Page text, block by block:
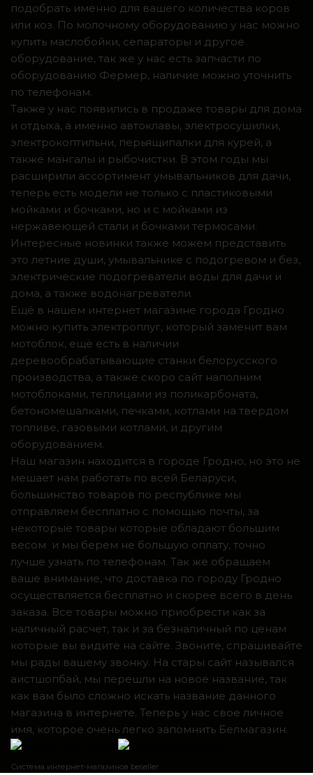
подобрать именно для вашего количества коров
или коз. По молочному оборудованию у нас можно
купить маслобойки, сепараторы и другое
оборудование, так же у нас есть запчасти по
оборудованию Фермер, наличие можно уточнить
по телефонам.
Также у нас появились в продаже товары для дома
и отдыха, а именно автоклавы, электросушилки,
электрокоптильни, перьящипалки для курей, а
также мангалы и рыбочистки. В этом годы мы
расширили ассортимент умывальников для дачи,
теперь есть модели не только с пластиковыми
мойками и бочками, но и с мойками из
нержавеющей стали и бочками термосами.
Интересные новинки также можем представить
это летние души, умывальнике с подогревом и без,
электрические подогреватели воды для дачи и
дома, а также водонагреватели.
Ещё в нашем интернет магазине города Гродно
можно купить электроплуг, который заменит вам
мотоблок, ещё есть в наличии
деревообрабатывающие станки белорусского
производства, а также скоро сайт наполним
мотоблоками, теплицами из поликарбоната,
бетономешалками, печками, котлами на твердом
топливе, газовыми котлами, и другим
оборудованием.
Наш магазин находится в городе Гродно, но это не
мешает нам работать по всей Беларуси,
большинство товаров по республике мы
отправляем бесплатно с помощью почты, за
некоторые товары которые обладают большим
весом и мы берем не большую оплату, точно
лучше узнать по телефонам. Так же обращаем
ваше внимание, что доставка по городу Гродно
осуществляется бесплатно и скорее всего в день
заказа. Все товары можно приобрести как за
наличный расчет, так и за безналичный по ценам
которые вы видите на сайте. Звоните, спрашивайте
мы рады вашему звонку. На стары сайт назывался
аистшопбай, мы перешли на новое название, так
как вам было сложно искать название данного
магазина в интернете. Теперь у нас свое личное
имя, которое очень легко запомнить Белмагазин.
Система интернет-магазинов beseller